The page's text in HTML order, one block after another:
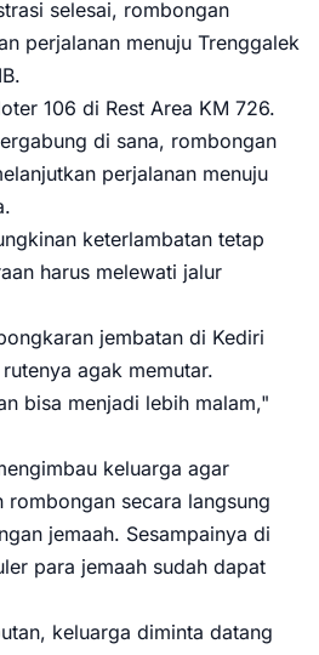
selesai, rombongan
perjalanan menuju Trenggalek
106 di Rest Area KM 726.
di sana, rombongan
perjalanan menuju
keterlambatan tetap
harus melewati jalur
jembatan di Kediri
agak memutar.
bisa menjadi lebih malam,"
keluarga agar
rombongan secara langsung
jemaah. Sesampainya di
para jemaah sudah dapat
keluarga diminta datang